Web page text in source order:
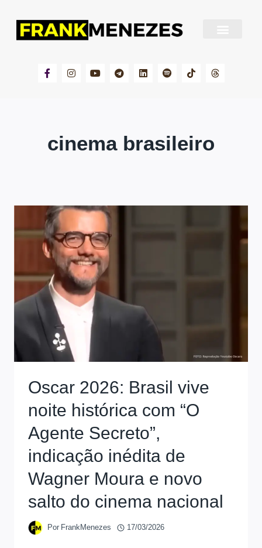
cinema brasileiro
Oscar 2026: Brasil vive
noite histórica com “O
Agente Secreto”,
indicação inédita de
Wagner Moura e novo
salto do cinema nacional
Por FrankMenezes 17/03/2026